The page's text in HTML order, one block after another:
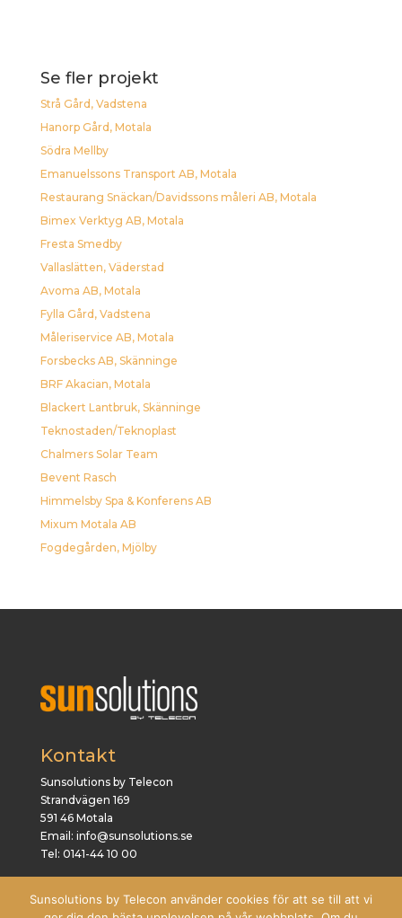
Se fler projekt
Strå Gård, Vadstena
Hanorp Gård, Motala
Södra Mellby
Emanuelssons Transport AB, Motala
Restaurang Snäckan/Davidssons måleri AB, Motala
Bimex Verktyg AB, Motala
Fresta Smedby
Vallaslätten, Väderstad
Avoma AB, Motala
Fylla Gård, Vadstena
Måleriservice AB, Motala
Forsbecks AB, Skänninge
BRF Akacian, Motala
Blackert Lantbruk, Skänninge
Teknostaden/Teknoplast
Chalmers Solar Team
Bevent Rasch
Himmelsby Spa & Konferens AB
Mixum Motala AB
Fogdegården, Mjölby
Kontakt
Sunsolutions by Telecon
Strandvägen 169
591 46 Motala
Email: info@sunsolutions.se
Tel: 0141-44 10 00
Sunsolutions by Telecon använder cookies för att se till att vi